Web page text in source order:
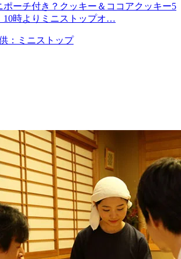
ポーチ付き？クッキー＆ココアクッキー5
10時よりミニストップオ…
：ミニストップ